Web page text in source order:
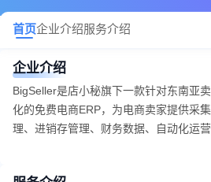
首页企业介绍服务介绍
企业介绍
BigSeller是店小秘旗下一款针对东南亚
化的免费电商ERP，为电商卖家提供采
理、进销存管理、财务数据、自动化运